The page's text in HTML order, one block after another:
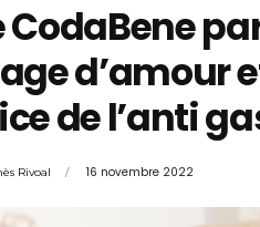
d’amour
de l’anti
Rivoal 16 novembre 2022